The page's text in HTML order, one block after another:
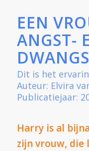
EEN
ANGST-
Dit is het
Auteur: Elvira
Publicatiejaar:
Harry is al
zijn vrouw, die